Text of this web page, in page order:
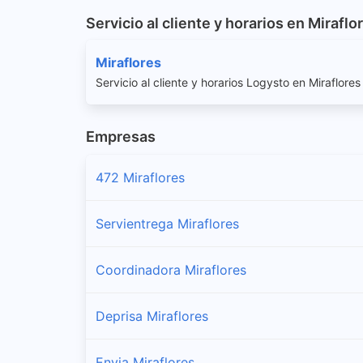
Servicio al cliente y horarios en
Miraflores
Servicio al cliente y horarios Logysto en Miraflores
Empresas
472 Miraflores
Servientrega Miraflores
Coordinadora Miraflores
Deprisa Miraflores